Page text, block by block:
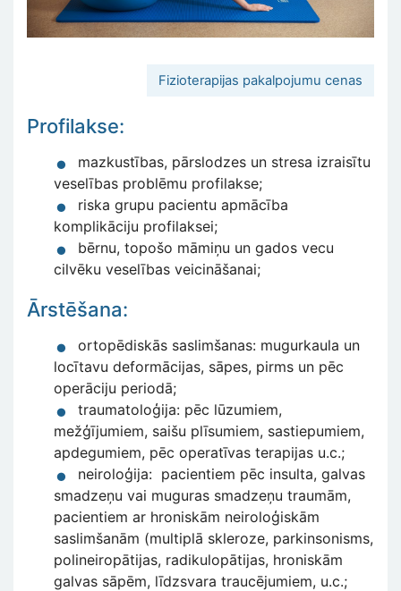
Fizioterapijas pakalpojumu cenas
Profilakse:
mazkustības, pārslodzes un stresa izraisītu
veselības problēmu profilakse;
riska grupu pacientu apmācība
komplikāciju profilaksei;
bērnu, topošo māmiņu un gados vecu
cilvēku veselības veicināšanai;
Ārstēšana:
ortopēdiskās saslimšanas: mugurkaula un
locītavu deformācijas, sāpes, pirms un pēc
operāciju periodā;
traumatoloģija: pēc lūzumiem,
mežģījumiem, saišu plīsumiem, sastiepumiem,
apdegumiem, pēc operatīvas terapijas u.c.;
neiroloģija: pacientiem pēc insulta, galvas
smadzeņu vai muguras smadzeņu traumām,
pacientiem ar hroniskām neiroloģiskām
saslimšanām (multiplā skleroze, parkinsonisms,
polineiropātijas, radikulopātijas, hroniskām
galvas sāpēm, līdzsvara traucējumiem, u.c.;